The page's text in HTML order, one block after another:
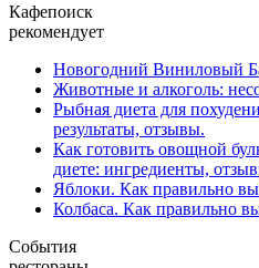
Кафепоиск
рекомендует
Новогодний Виниловый
Животные и алкоголь:
Рыбная диета для
результаты, отзывы.
Как готовить овощной
диете: ингредиенты,
Яблоки. Как правильно
Колбаса. Как правильно
События